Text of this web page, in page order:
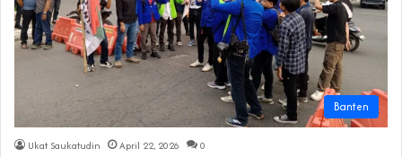
Banten
Ukat Saukatudin April 22, 2026 0